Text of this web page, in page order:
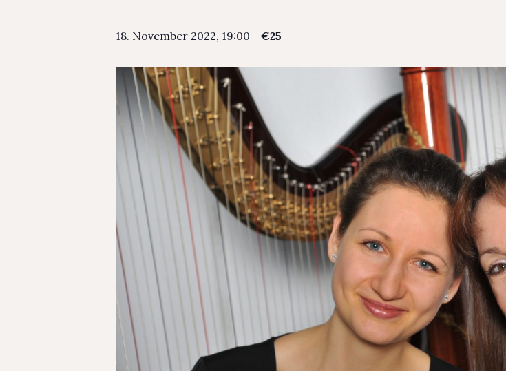
18. November 2022, 19:00 €25